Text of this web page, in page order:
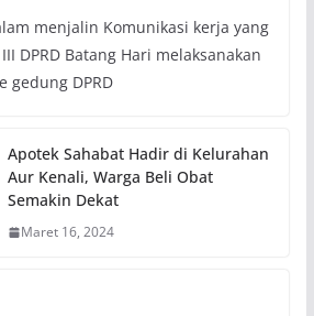
menjalin Komunikasi kerja yang
DPRD Batang Hari melaksanakan
gedung DPRD
Apotek Sahabat Hadir di Kelurahan
Aur Kenali, Warga Beli Obat
Semakin Dekat
Maret 16, 2024